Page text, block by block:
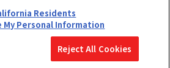
する基本的な対応方針
コピーライト一覧を表示する
Residents
My Personal Information
Reject All Cookies